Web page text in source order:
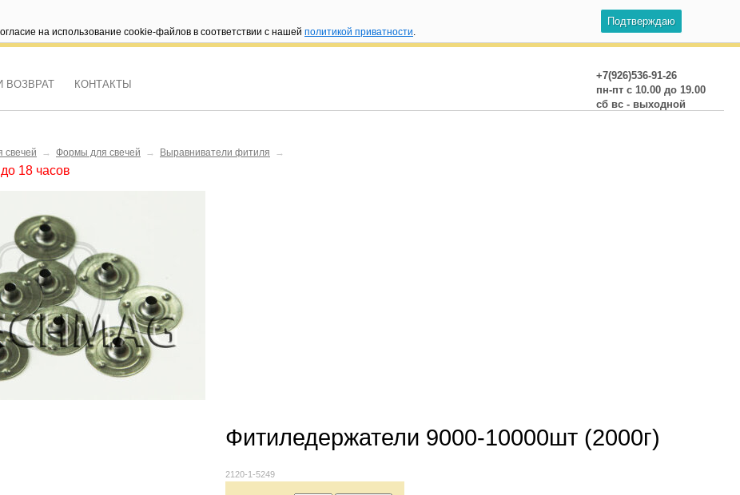
на использование cookie-файлов в соответствии с нашей политикой приватности.
Подтверждаю
+7(926)536-91-26
пн-пт с 10.00 до 19.00
сб вс - выходной
ВОЗВРАТ КОНТАКТЫ
свечей → Формы для свечей → Выравниватели фитиля →
18 часов
Фитиледержатели 9000-10000шт (2000г)
2120-1-5249